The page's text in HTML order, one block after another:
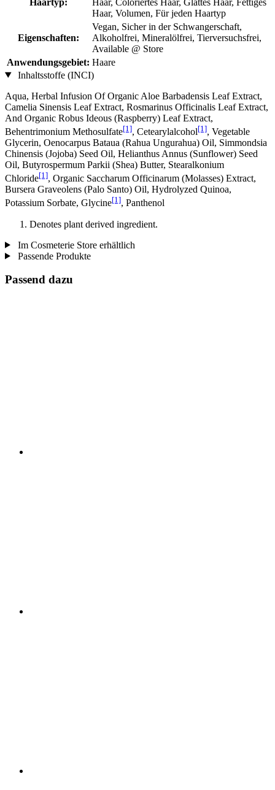
Haar, Volumen, Für jeden Haartyp
Eigenschaften:
Vegan, Sicher in der Schwangerschaft,
Alkoholfrei, Mineralölfrei, Tierversuchsfrei,
Available @ Store
Anwendungsgebiet: Haare
Inhaltsstoffe (INCI)
Aqua, Herbal Infusion Of Organic Aloe Barbadensis Leaf Extract,
Camelia Sinensis Leaf Extract, Rosmarinus Officinalis Leaf Extract,
And Organic Robus Ideous (Raspberry) Leaf Extract,
Behentrimonium Methosulfate[1], Cetearylalcohol[1], Vegetable
Glycerin, Oenocarpus Bataua (Rahua Ungurahua) Oil, Simmondsia
Chinensis (Jojoba) Seed Oil, Helianthus Annus (Sunflower) Seed
Oil, Butyrospermum Parkii (Shea) Butter, Stearalkonium
Chloride[1], Organic Saccharum Officinarum (Molasses) Extract,
Bursera Graveolens (Palo Santo) Oil, Hydrolyzed Quinoa,
Potassium Sorbate, Glycine[1], Panthenol
Denotes plant derived ingredient.
Im Cosmeterie Store erhältlich
Passende Produkte
Passend dazu